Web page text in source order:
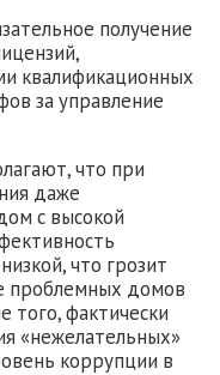
получение
квалификационных
за управление
что при
даже
с высокой
что грозит
проблемных домов
того, фактически
«нежелательных»
коррупции в